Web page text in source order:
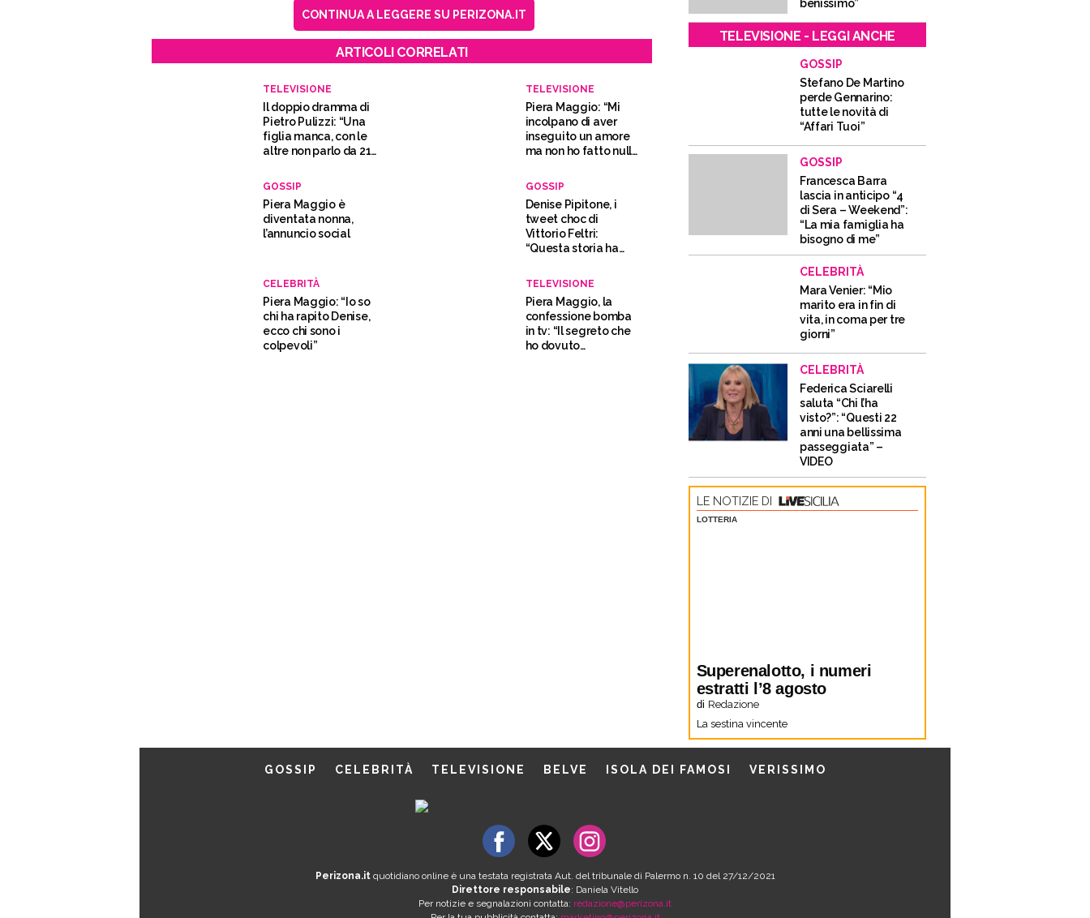
CONTINUA A LEGGERE SU PERIZONA.IT
ARTICOLI CORRELATI
TELEVISIONE
Il doppio dramma di
Pietro Pulizzi: “Una
figlia manca, con le
altre non parlo da 21
TELEVISIONE
Piera Maggio: “Mi
incolpano di aver
inseguito un amore
ma non ho fatto nulla
GOSSIP
Piera Maggio è
diventata nonna,
l’annuncio social
GOSSIP
Denise Pipitone, i
tweet choc di
Vittorio Feltri:
“Questa storia ha
CELEBRITÀ
Piera Maggio: “Io so
chi ha rapito Denise,
ecco chi sono i
colpevoli”
TELEVISIONE
Piera Maggio, la
confessione bomba
in tv: “Il segreto che
ho dovuto
benissimo”
TELEVISIONE - LEGGI ANCHE
GOSSIP
Stefano De Martino
perde Gennarino:
tutte le novità di
“Affari Tuoi”
GOSSIP
Francesca Barra
lascia in anticipo “4
di Sera – Weekend”:
“La mia famiglia ha
bisogno di me”
CELEBRITÀ
Mara Venier: “Mio
marito era in fin di
vita, in coma per tre
giorni”
CELEBRITÀ
Federica Sciarelli
saluta “Chi l’ha
visto?”: “Questi 22
anni una bellissima
passeggiata” –
VIDEO
LE NOTIZIE DI
LOTTERIA
Superenalotto, i numeri
estratti l’8 agosto
di Redazione
La sestina vincente
GOSSIP CELEBRITÀ TELEVISIONE BELVE ISOLA DEI FAMOSI VERISSIMO
Perizona.itquotidiano online è una testata registrata Aut. del tribunale di Palermo n. 10 del 27/12/2021
Direttore responsabile: Daniela Vitello
Per notizie e segnalazioni contatta: redazione@perizona.it